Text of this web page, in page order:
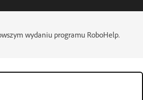
wydaniu programu RoboHelp.